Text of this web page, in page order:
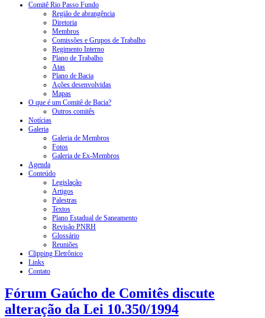
Comitê Rio Passo Fundo
Região de abrangência
Diretoria
Membros
Comissões e Grupos de Trabalho
Regimento Interno
Plano de Trabalho
Atas
Plano de Bacia
Ações desenvolvidas
Mapas
O que é um Comitê de Bacia?
Outros comitês
Notícias
Galeria
Galeria de Membros
Fotos
Galeria de Ex-Membros
Agenda
Conteúdo
Legislação
Artigos
Palestras
Textos
Plano Estadual de Saneamento
Revisão PNRH
Glossário
Reuniões
Clipping Eletrônico
Links
Contato
Fórum Gaúcho de Comitês discute
alteração da Lei 10.350/1994